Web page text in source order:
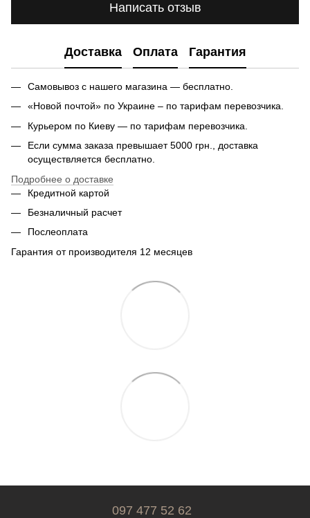
Написать отзыв
Доставка Оплата Гарантия
Самовывоз с нашего магазина — бесплатно.
«Новой почтой» по Украине – по тарифам перевозчика.
Курьером по Киеву — по тарифам перевозчика.
Если сумма заказа превышает 5000 грн., доставка
осуществляется бесплатно.
Подробнее о доставке
Кредитной картой
Безналичный расчет
Послеоплата
Гарантия от производителя 12 месяцев
097 477 52 62